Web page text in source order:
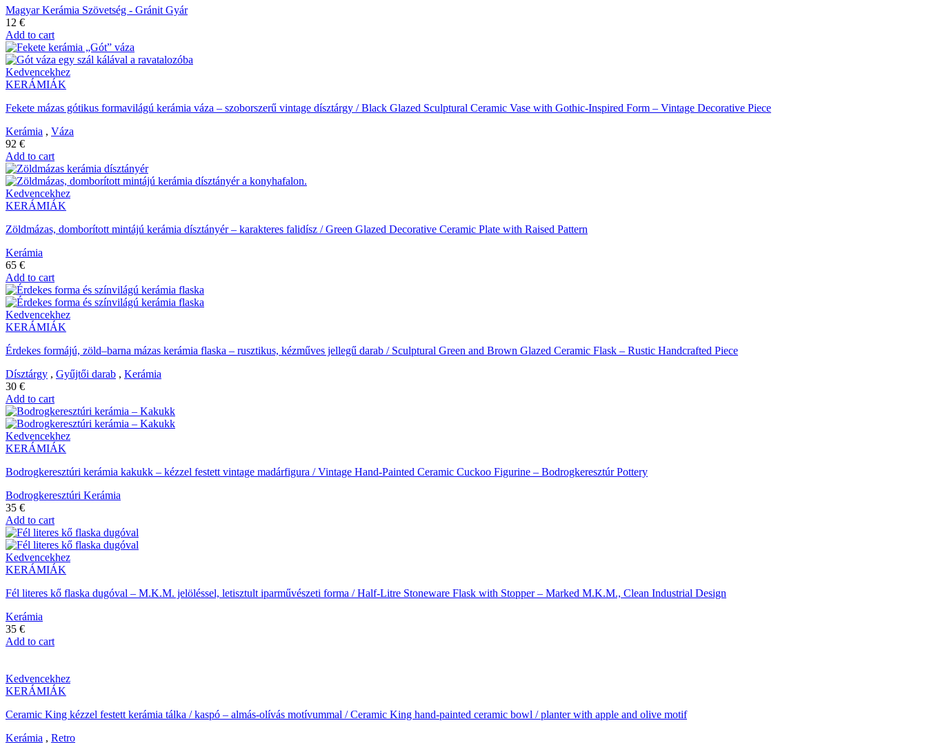
Magyar Kerámia Szövetség - Gránit Gyár
12 €
Add to cart
Kedvencekhez
KERÁMIÁK
Fekete mázas gótikus formavilágú kerámia váza – szoborszerű vintage dísztárgy / Black Glazed Sculptural Ceramic Vase with Gothic-Inspired Form – Vintage Decorative Piece
Kerámia , Váza
92 €
Add to cart
Kedvencekhez
KERÁMIÁK
Zöldmázas, domborított mintájú kerámia dísztányér – karakteres falidísz / Green Glazed Decorative Ceramic Plate with Raised Pattern
Kerámia
65 €
Add to cart
Kedvencekhez
KERÁMIÁK
Érdekes formájú, zöld–barna mázas kerámia flaska – rusztikus, kézműves jellegű darab / Sculptural Green and Brown Glazed Ceramic Flask – Rustic Handcrafted Piece
Dísztárgy , Gyűjtői darab , Kerámia
30 €
Add to cart
Kedvencekhez
KERÁMIÁK
Bodrogkeresztúri kerámia kakukk – kézzel festett vintage madárfigura / Vintage Hand-Painted Ceramic Cuckoo Figurine – Bodrogkeresztúr Pottery
Bodrogkeresztúri Kerámia
35 €
Add to cart
Kedvencekhez
KERÁMIÁK
Fél literes kő flaska dugóval – M.K.M. jelöléssel, letisztult iparművészeti forma / Half-Litre Stoneware Flask with Stopper – Marked M.K.M., Clean Industrial Design
Kerámia
35 €
Add to cart
Kedvencekhez
KERÁMIÁK
Ceramic King kézzel festett kerámia tálka / kaspó – almás-olívás motívummal / Ceramic King hand-painted ceramic bowl / planter with apple and olive motif
Kerámia , Retro